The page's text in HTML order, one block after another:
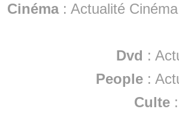
Cinéma: Actualité Cinéma
Dvd :
People :
Culte :